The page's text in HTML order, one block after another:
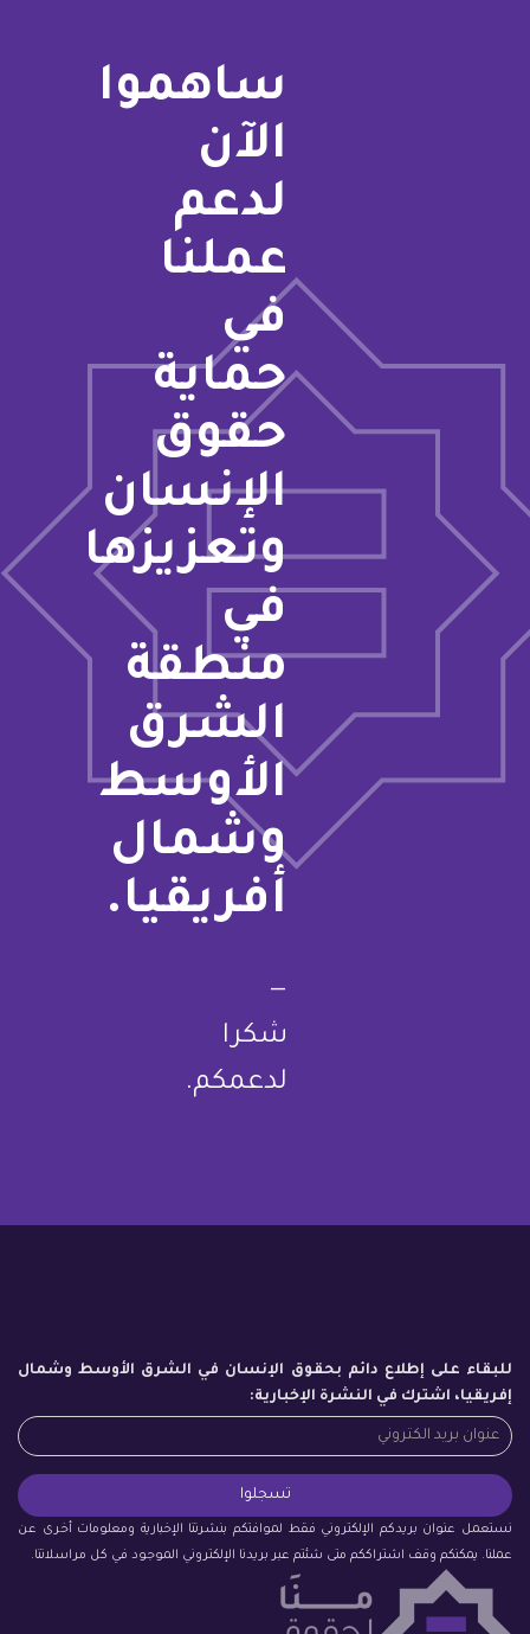
ساهموا
الآن
لدعم
عملنا
في
حماية
حقوق
الإنسان
وتعزيزها
في
منطقة
الشرق
الأوسط
وشمال
أفريقيا.
—
شكرا
لدعمكم.
للبقاء على إطلاع دائم بحقوق الإنسان في الشرق الأوسط وشمال
إفريقيا، اشترك في النشرة الإخبارية:
نستعمل عنوان بريدكم الإلكتروني فقط لموافتكم بنشرتنا الإخبارية ومعلومات أخرى عن
عملنا. يمكنكم وقف اشتراككم متى شئتم عبر بريدنا الإلكتروني الموجود في كل مراسلاتنا.